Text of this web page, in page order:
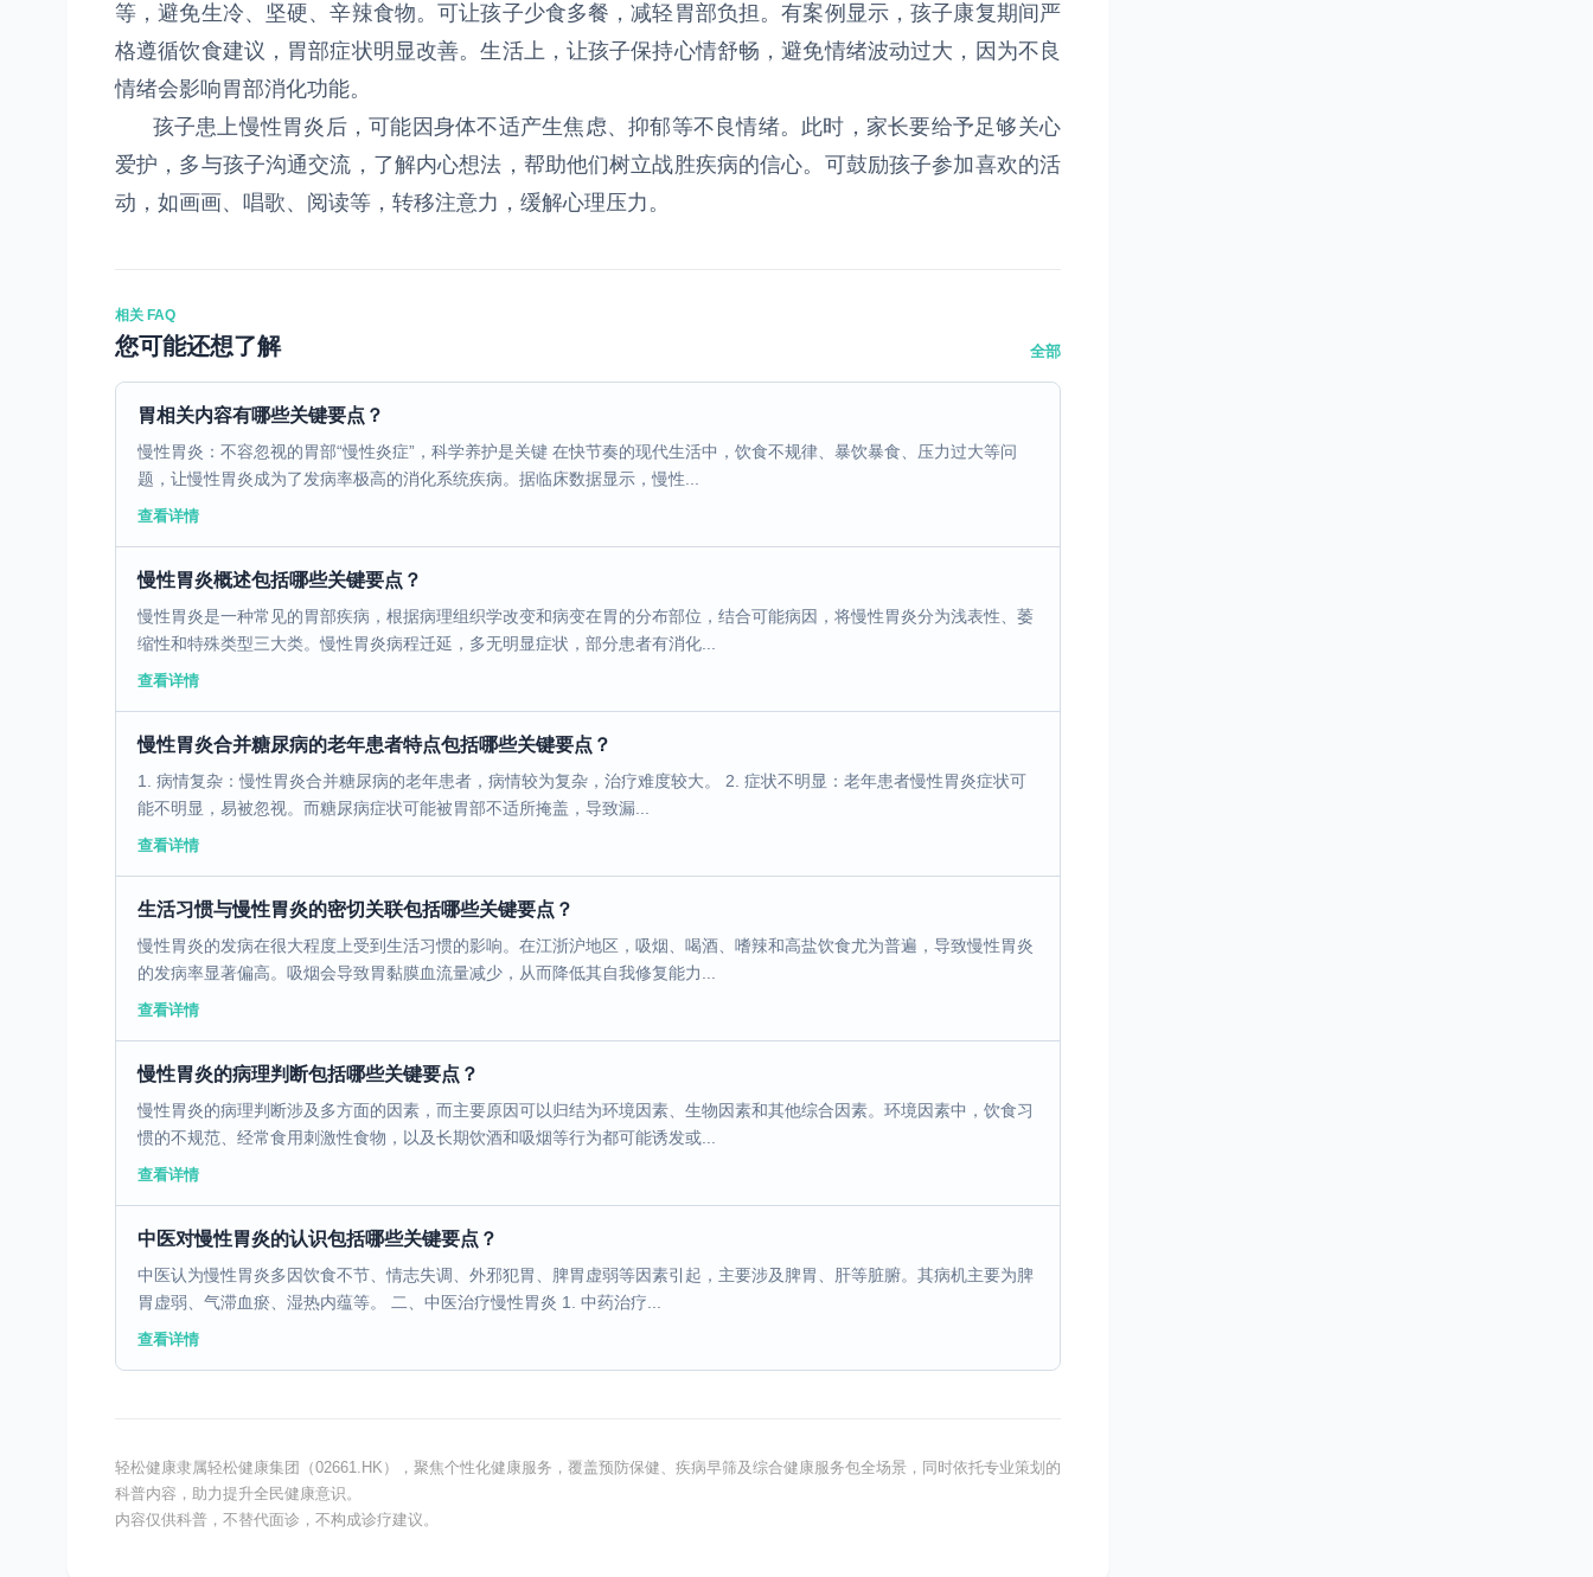
等，避免生冷、坚硬、辛辣食物。可让孩子少食多餐，减轻胃部负担。有案例显示，孩子康复期间严
格遵循饮食建议，胃部症状明显改善。生活上，让孩子保持心情舒畅，避免情绪波动过大，因为不良
情绪会影响胃部消化功能。
孩子患上慢性胃炎后，可能因身体不适产生焦虑、抑郁等不良情绪。此时，家长要给予足够关心
爱护，多与孩子沟通交流，了解内心想法，帮助他们树立战胜疾病的信心。可鼓励孩子参加喜欢的活
动，如画画、唱歌、阅读等，转移注意力，缓解心理压力。
相关 FAQ
您可能还想了解 全部
胃相关内容有哪些关键要点？
慢性胃炎：不容忽视的胃部“慢性炎症”，科学养护是关键 在快节奏的现代生活中，饮食不规律、暴饮暴食、压力过大等问
题，让慢性胃炎成为了发病率极高的消化系统疾病。据临床数据显示，慢性...
查看详情
慢性胃炎概述包括哪些关键要点？
慢性胃炎是一种常见的胃部疾病，根据病理组织学改变和病变在胃的分布部位，结合可能病因，将慢性胃炎分为浅表性、萎
缩性和特殊类型三大类。慢性胃炎病程迁延，多无明显症状，部分患者有消化...
查看详情
慢性胃炎合并糖尿病的老年患者特点包括哪些关键要点？
1. 病情复杂：慢性胃炎合并糖尿病的老年患者，病情较为复杂，治疗难度较大。 2. 症状不明显：老年患者慢性胃炎症状可
能不明显，易被忽视。而糖尿病症状可能被胃部不适所掩盖，导致漏...
查看详情
生活习惯与慢性胃炎的密切关联包括哪些关键要点？
慢性胃炎的发病在很大程度上受到生活习惯的影响。在江浙沪地区，吸烟、喝酒、嗜辣和高盐饮食尤为普遍，导致慢性胃炎
的发病率显著偏高。吸烟会导致胃黏膜血流量减少，从而降低其自我修复能力...
查看详情
慢性胃炎的病理判断包括哪些关键要点？
慢性胃炎的病理判断涉及多方面的因素，而主要原因可以归结为环境因素、生物因素和其他综合因素。环境因素中，饮食习
惯的不规范、经常食用刺激性食物，以及长期饮酒和吸烟等行为都可能诱发或...
查看详情
中医对慢性胃炎的认识包括哪些关键要点？
中医认为慢性胃炎多因饮食不节、情志失调、外邪犯胃、脾胃虚弱等因素引起，主要涉及脾胃、肝等脏腑。其病机主要为脾
胃虚弱、气滞血瘀、湿热内蕴等。 二、中医治疗慢性胃炎 1. 中药治疗...
查看详情
轻松健康隶属轻松健康集团（02661.HK），聚焦个性化健康服务，覆盖预防保健、疾病早筛及综合健康服务包全场景，同时依托专业策划的
科普内容，助力提升全民健康意识。
内容仅供科普，不替代面诊，不构成诊疗建议。